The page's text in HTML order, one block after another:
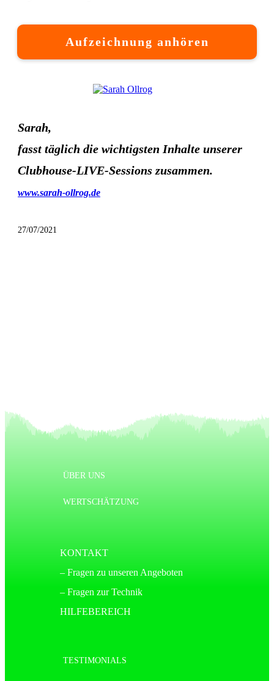
Aufzeichnung anhören
Sarah,
fasst täglich die wichtigsten Inhalte unserer
Clubhouse-LIVE-Sessions zusammen.
www.sarah-ollrog.de
27/07/2021
ÜBER UNS
WERTSCHÄTZUNG
KONTAKT
– Fragen zu unseren Angeboten
– Fragen zur Technik
HILFEBEREICH
TESTIMONIALS